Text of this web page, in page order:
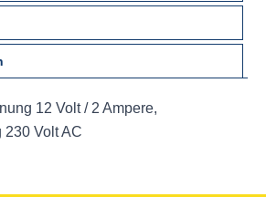
12 Volt / 2 Ampere,
230 Volt AC